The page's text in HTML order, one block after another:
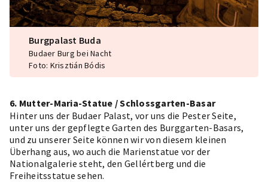
Burgpalast Buda
Budaer Burg bei Nacht
Foto: Krisztián Bódis
6. Mutter-Maria-Statue / Schlossgarten-Basar
Hinter uns der Budaer Palast, vor uns die Pester Seite,
unter uns der gepflegte Garten des Burggarten-Basars,
und zu unserer Seite können wir von diesem kleinen
Überhang aus, wo auch die Marienstatue vor der
Nationalgalerie steht, den Gellértberg und die
Freiheitsstatue sehen.